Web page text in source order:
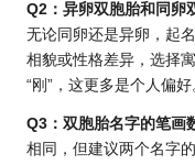
Q2：异卵双胞胎和同卵
无论同卵还是异卵，起
相貌或性格差异，选择
“刚”，这更多是个人偏好
Q3：双胞胎名字的笔画
相同，但建议两个名字